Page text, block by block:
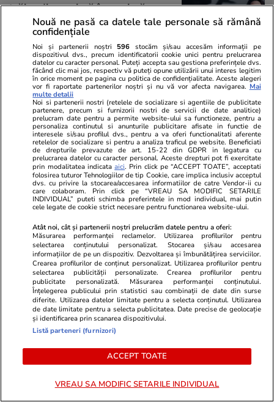
trăim din spaimă în spaimă
23 iul.
Țoiu, arestează-mă dacă
altceva n-ai de făcut!
22 iul.
Lumea după 2015
De la muncitorul eroic la
votantul antipatic: două fețe ale
clasei populare
Nouă ne pasă ca datele tale personale să rămână
confidențiale
Noi și partenerii noștri 596 stocăm și/sau accesăm informații pe
dispozitivul dvs., precum identificatorii cookie unici pentru prelucrarea
datelor cu caracter personal. Puteți accepta sau gestiona preferințele dvs.
făcând clic mai jos, respectiv vă puteți opune utilizării unui interes legitim
în orice moment pe pagina cu politica de confidențialitate. Aceste alegeri
vor fi raportate partenerilor noștri și nu vă vor afecta navigarea. Mai
multe detalii
Noi si partenerii nostri (retelele de socializare si agentiile de publicitate
partenere, precum si furnizorii nostri de servicii de date analitice)
prelucram date pentru a permite website-ului sa functioneze, pentru a
personaliza continutul si anunturile publicitare afisate in functie de
interesele si/sau profilul dvs., pentru a va oferi functionalitati aferente
retelelor de socializare si pentru a analiza traficul pe website. Beneficiati
de drepturile prevazute de art. 15-22 din GDPR in legatura cu
prelucrarea datelor cu caracter personal. Aceste drepturi pot fi exercitate
prin modalitatea indicataaici. Prin click pe “ACCEPT TOATE”, acceptati
folosirea tuturor Tehnologiilor de tip Cookie, care implica inclusiv acceptul
dvs. cu privire la stocarea/accesarea informatiilor de catre Vendor-ii cu
care colaboram. Prin click pe “VREAU SA MODIFIC SETARILE
INDIVIDUAL” puteti schimba preferintele in mod individual, mai putin
cele legate de cookie strict necesare pentru functionarea website-ului.
Atât noi, cât și partenerii noștri prelucrăm datele pentru a oferi:
Măsurarea performanței reclamelor. Utilizarea profilurilor pentru
selectarea conținutului personalizat. Stocarea și/sau accesarea
informațiilor de pe un dispozitiv. Dezvoltarea și îmbunătățirea serviciilor.
Crearea profilurilor de conținut personalizat. Utilizarea profilurilor pentru
selectarea publicității personalizate. Crearea profilurilor pentru
publicitate personalizată. Măsurarea performanței conținutului.
Înțelegerea publicului prin statistici sau combinații de date din surse
diferite. Utilizarea datelor limitate pentru a selecta conținutul. Utilizarea
de date limitate pentru a selecta publicitatea. Date precise de geolocație
și identificarea prin scanarea dispozitivului.
Listă parteneri (furnizori)
ACCEPT TOATE
VREAU SA MODIFIC SETARILE INDIVIDUAL